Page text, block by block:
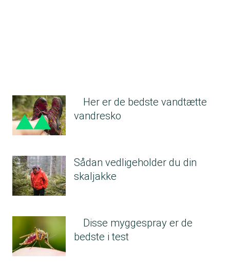
Her er de bedste vandtætte
vandresko
Sådan vedligeholder du din
skaljakke
Disse myggespray er de
bedste i test